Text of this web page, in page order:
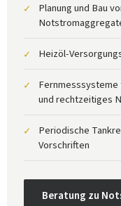
✓
Planung und Bau
✓ Heizöl-
✓
und rechtzeitiges
✓
Periodische
Vorschriften
Beratung zu